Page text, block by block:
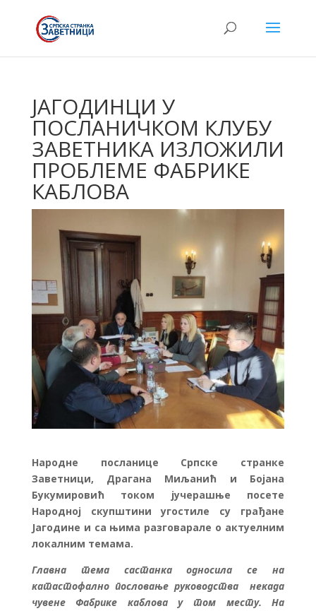
ЈАГОДИНЦИ У
ПОСЛАНИЧКОМ КЛУБУ
ЗАВЕТНИКА ИЗЛОЖИЛИ
ПРОБЛЕМЕ ФАБРИКЕ
КАБЛОВА
Народне посланице Српске странке
Заветници, Драгана Миљанић и Бојана
Букумировић током јучерашње посете
Народној скупштини угостиле су грађане
Јагодине и са њима разговарале о актуелним
локалним темама.
Главна тема састанка односила се на
катастофално пословање руководства некада
чувене Фабрике каблова у том месту. На